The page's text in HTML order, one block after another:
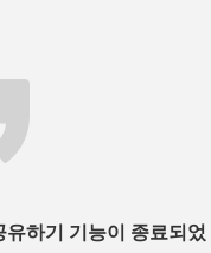
하기 기능이 종료되었